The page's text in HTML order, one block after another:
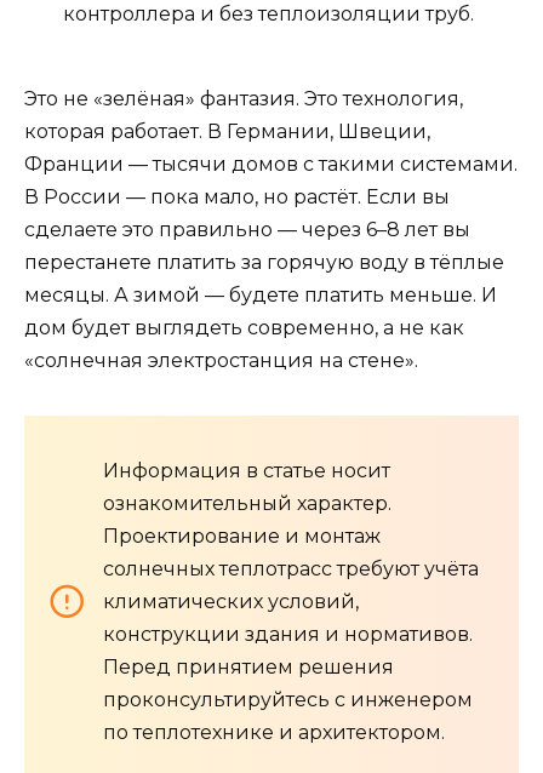
контроллера и без теплоизоляции труб.
Это не «зелёная» фантазия. Это технология,
которая работает. В Германии, Швеции,
Франции — тысячи домов с такими системами.
В России — пока мало, но растёт. Если вы
сделаете это правильно — через 6–8 лет вы
перестанете платить за горячую воду в тёплые
месяцы. А зимой — будете платить меньше. И
дом будет выглядеть современно, а не как
«солнечная электростанция на стене».
Информация в статье носит
ознакомительный характер.
Проектирование и монтаж
солнечных теплотрасс требуют учёта
климатических условий,
конструкции здания и нормативов.
Перед принятием решения
проконсультируйтесь с инженером
по теплотехнике и архитектором.